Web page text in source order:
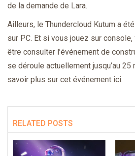
de la demande de Lara.
Ailleurs, le Thundercloud Kutum a
sur PC. Et si vous jouez sur
être consulter l’événement de
se déroule actuellement jusqu’au 25
savoir plus sur cet événement ici.
RELATED POSTS